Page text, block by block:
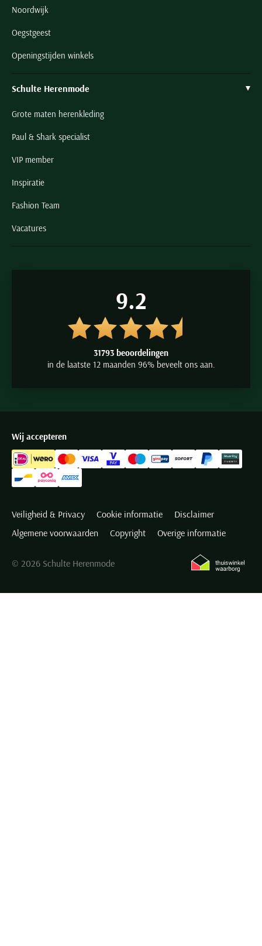
Noordwijk
Oegstgeest
Openingstijden winkels
Schulte Herenmode
Grote maten herenkleding
Paul & Shark specialist
VIP member
Inspiratie
Fashion Team
Vacatures
9.2
31793 beoordelingen
in de laatste 12 maanden 96% beveelt ons aan.
Wij accepteren
Veiligheid & Privacy Cookie informatie
Disclaimer
Algemene voorwaarden
Copyright Overige informatie
© 2026 Schulte Herenmode